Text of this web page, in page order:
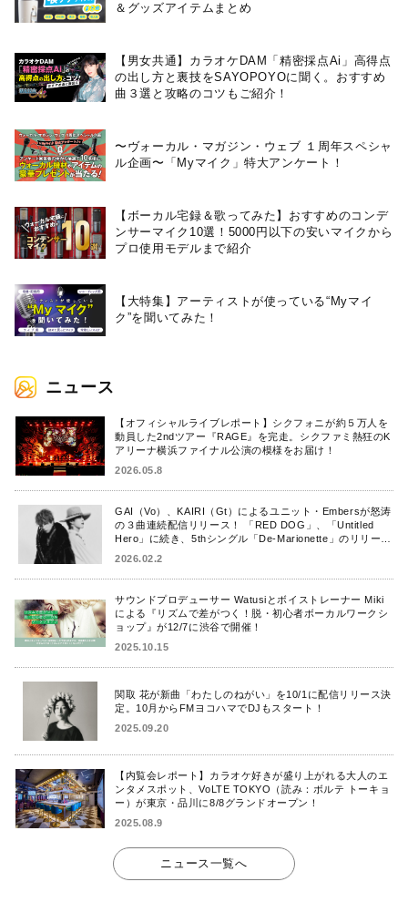
＆グッズアイテムまとめ
【男女共通】カラオケDAM「精密採点Ai」高得点
の出し方と裏技をSAYOPOYOに聞く。おすすめ
曲３選と攻略のコツもご紹介！
〜ヴォーカル・マガジン・ウェブ １周年スペシャ
ル企画〜「Myマイク」特大アンケート！
【ボーカル宅録＆歌ってみた】おすすめのコンデ
ンサーマイク10選！5000円以下の安いマイクから
プロ使用モデルまで紹介
【大特集】アーティストが使っている“Myマイ
ク”を聞いてみた！
ニュース
【オフィシャルライブレポート】シクフォニが約５万人を
動員した2ndツアー『RAGE』を完走。シクファミ熱狂のK
アリーナ横浜ファイナル公演の模様をお届け！
2026.05.8
GAI（Vo）、KAIRI（Gt）によるユニット・Embersが怒涛
の３曲連続配信リリース！ 「RED DOG」、「Untitled
Hero」に続き、5thシングル「De-Marionette」のリリース
2026.02.2
サウンドプロデューサー Watusiとボイストレーナー Miki
による『リズムで差がつく！脱・初心者ボーカルワークシ
ョップ』が12/7に渋谷で開催！
2025.10.15
関取 花が新曲「わたしのねがい」を10/1に配信リリース決
定。10月からFMヨコハマでDJもスタート！
2025.09.20
【内覧会レポート】カラオケ好きが盛り上がれる大人のエ
ンタメスポット、VoLTE TOKYO（読み：ボルテ トーキョ
ー）が東京・品川に8/8グランドオープン！
2025.08.9
ニュース一覧へ